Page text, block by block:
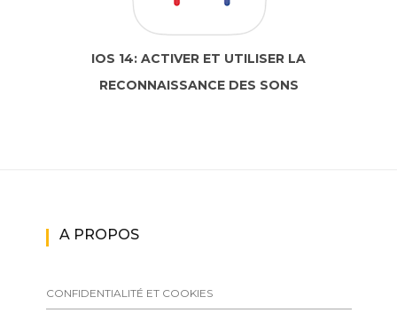
IOS 14: ACTIVER ET UTILISER LA
RECONNAISSANCE DES SONS
A PROPOS
CONFIDENTIALITÉ ET COOKIES